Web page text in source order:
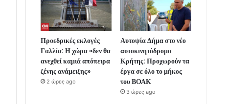
Προεδρικές εκλογές
Γαλλία: Η χώρα «δεν θα
ανεχθεί καμιά απόπειρα
ξένης ανάμειξης»
2 ώρες ago
Αυτοψία Δήμα στο νέο
αυτοκινητόδρομο
Κρήτης: Προχωρούν τα
έργα σε όλο το μήκος
του ΒΟΑΚ
3 ώρες ago